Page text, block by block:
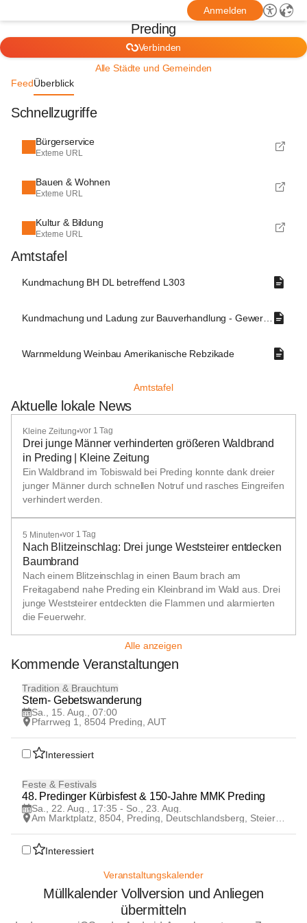
Anmelden
Preding
Verbinden
Alle Städte und Gemeinden
FeedÜberblick
Schnellzugriffe
Bürgerservice
Externe URL
Bauen & Wohnen
Externe URL
Kultur & Bildung
Externe URL
Amtstafel
Kundmachung BH DL betreffend L303
Kundmachung und Ladung zur Bauverhandlung - Gewerbepark
Warnmeldung Weinbau Amerikanische Rebzikade
Amtstafel
Aktuelle lokale News
Kleine Zeitung•vor 1 Tag
Drei junge Männer verhinderten größeren Waldbrand
in Preding | Kleine Zeitung
Ein Waldbrand im Tobiswald bei Preding konnte dank dreier
junger Männer durch schnellen Notruf und rasches Eingreifen
verhindert werden.
5 Minuten•vor 1 Tag
Nach Blitzeinschlag: Drei junge Weststeirer entdecken
Baumbrand
Nach einem Blitzeinschlag in einen Baum brach am
Freitagabend nahe Preding ein Kleinbrand im Wald aus. Drei
junge Weststeirer entdeckten die Flammen und alarmierten
die Feuerwehr.
Alle anzeigen
Kommende Veranstaltungen
15
AUG
Tradition & Brauchtum
Stern- Gebetswanderung
Sa., 15. Aug., 07:00
Pfarrweg 1, 8504 Preding, AUT
Interessiert
22
AUG
Feste & Festivals
48. Predinger Kürbisfest & 150-Jahre MMK Preding
Sa., 22. Aug., 17:35 - So., 23. Aug.
Interessiert
Veranstaltungskalender
Müllkalender Vollversion und Anliegen
übermitteln